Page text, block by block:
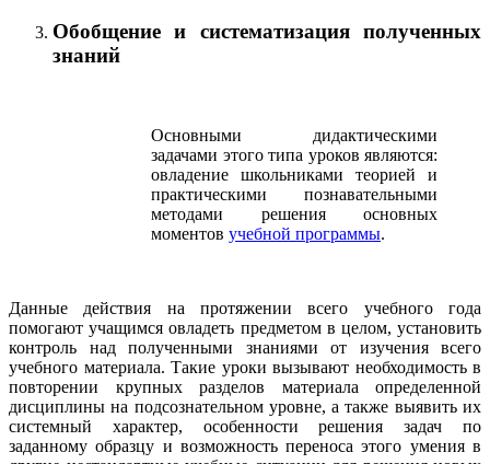
Обобщение и систематизация полученных
знаний
Основными дидактическими
задачами этого типа уроков являются:
овладение школьниками теорией и
практическими познавательными
методами решения основных
моментов учебной программы.
Данные действия на протяжении всего учебного года
помогают учащимся овладеть предметом в целом, установить
контроль над полученными знаниями от изучения всего
учебного материала. Такие уроки вызывают необходимость в
повторении крупных разделов материала определенной
дисциплины на подсознательном уровне, а также выявить их
системный характер, особенности решения задач по
заданному образцу и возможность переноса этого умения в